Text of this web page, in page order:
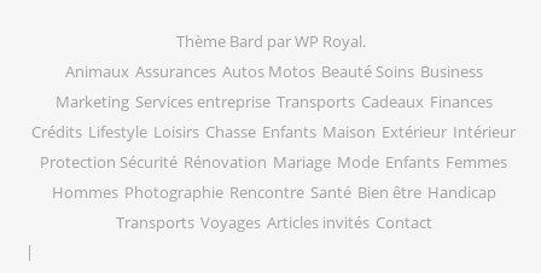
Thème Bard parWP Royal.
Animaux Assurances Autos Motos Beauté Soins Business
Marketing Services entreprise Transports Cadeaux Finances
Crédits Lifestyle Loisirs Chasse Enfants Maison Extérieur Intérieur
Protection Sécurité Rénovation Mariage Mode Enfants Femmes
Hommes Photographie Rencontre Santé Bien être Handicap
Transports Voyages Articles invités Contact